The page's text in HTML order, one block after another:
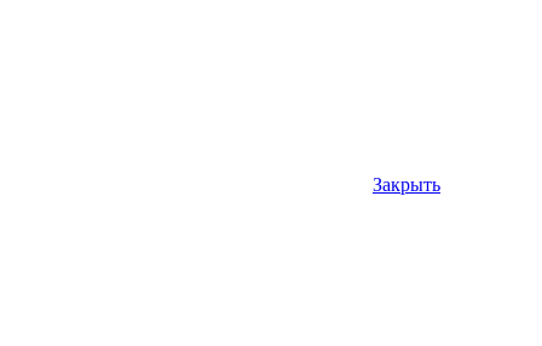
Закрыть